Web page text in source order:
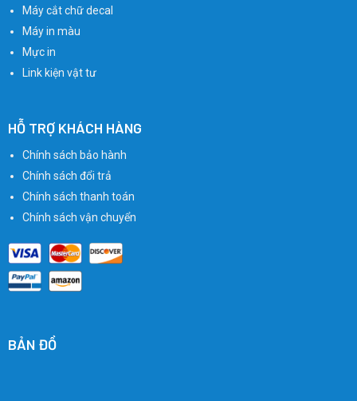
Máy cắt chữ decal
Máy in màu
Mực in
Link kiện vật tư
HỖ TRỢ KHÁCH HÀNG
Chính sách bảo hành
Chính sách đổi trả
Chính sách thanh toán
Chính sách vận chuyển
BẢN ĐỒ